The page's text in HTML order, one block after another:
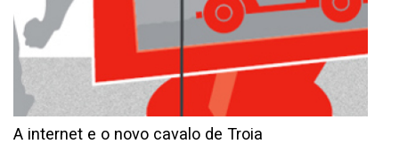
A internet e o novo cavalo de Troia